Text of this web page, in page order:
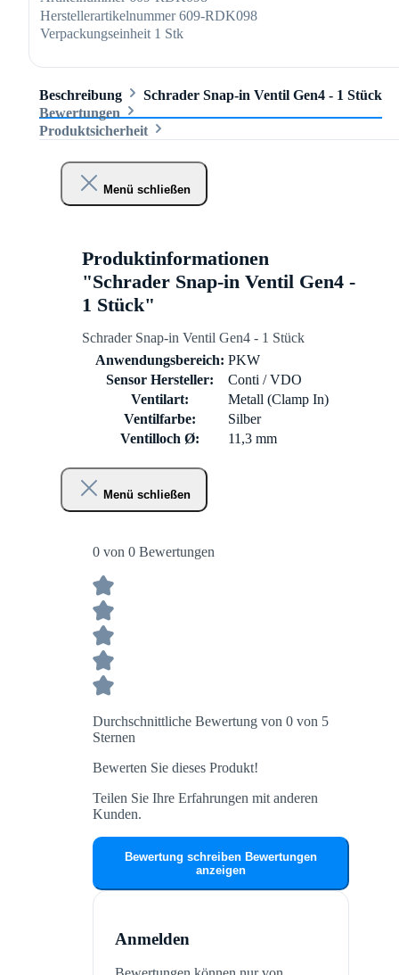
Herstellerartikelnummer 609-RDK098
Verpackungseinheit 1 Stk
Beschreibung
Schrader Snap-in Ventil Gen4 - 1 Stück
Bewertungen
Produktsicherheit
Menü schließen
Produktinformationen
"Schrader Snap-in Ventil Gen4 -
1 Stück"
Schrader Snap-in Ventil Gen4 - 1 Stück
Anwendungsbereich: PKW
Sensor Hersteller:
Conti / VDO
Ventilart:
Metall (Clamp In)
Ventilfarbe:
Silber
Ventilloch Ø:
11,3 mm
Menü schließen
0 von 0 Bewertungen
Durchschnittliche Bewertung von 0 von 5
Sternen
Bewerten Sie dieses Produkt!
Teilen Sie Ihre Erfahrungen mit anderen
Kunden.
Bewertung schreiben Bewertungen
anzeigen
Anmelden